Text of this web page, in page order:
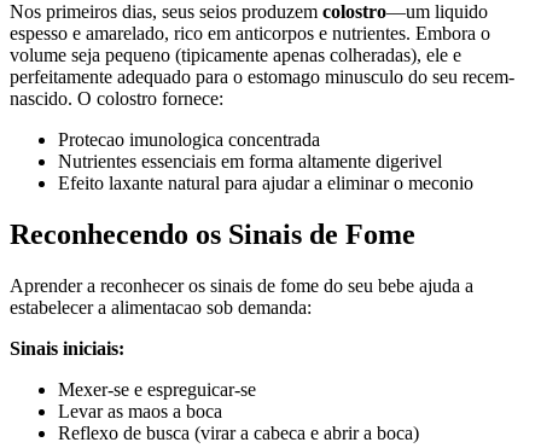
Nos primeiros dias, seus seios produzem colostro—um liquido
espesso e amarelado, rico em anticorpos e nutrientes. Embora o
volume seja pequeno (tipicamente apenas colheradas), ele e
perfeitamente adequado para o estomago minusculo do seu recem-
nascido. O colostro fornece:
Protecao imunologica concentrada
Nutrientes essenciais em forma altamente digerivel
Efeito laxante natural para ajudar a eliminar o meconio
Reconhecendo os Sinais de Fome
Aprender a reconhecer os sinais de fome do seu bebe ajuda a
estabelecer a alimentacao sob demanda:
Sinais iniciais:
Mexer-se e espreguicar-se
Levar as maos a boca
Reflexo de busca (virar a cabeca e abrir a boca)